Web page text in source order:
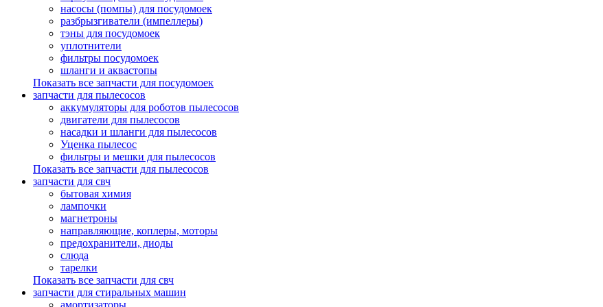
насосы (помпы) для посудомоек
разбрызгиватели (импеллеры)
тэны для посудомоек
уплотнители
фильтры посудомоек
шланги и аквастопы
Показать все запчасти для посудомоек
запчасти для пылесосов
аккумуляторы для роботов пылесосов
двигатели для пылесосов
насадки и шланги для пылесосов
Уценка пылесос
фильтры и мешки для пылесосов
Показать все запчасти для пылесосов
запчасти для свч
бытовая химия
лампочки
магнетроны
направляющие, коплеры, моторы
предохранители, диоды
слюда
тарелки
Показать все запчасти для свч
запчасти для стиральных машин
амортизаторы